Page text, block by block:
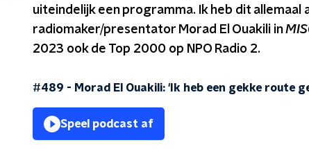
uiteindelijk een programma. Ik heb dit allemaal
radiomaker/presentator Morad El Ouakili in
2023 ook de Top 2000 op NPO Radio 2.
#489 - Morad El Ouakili: 'Ik heb een gekke route
Speel podcast af